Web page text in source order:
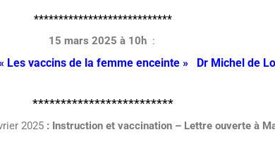
****************************
15 mars 2025 à 10h :
Les vaccins de la femme enceinte » Dr Michel de
*************************
2025 : Instruction et vaccination – Lettre ouverte à